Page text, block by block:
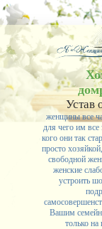
-- Лучшее, что можно
никогда не
-- Люблю
Устав
женщины все
для чего им все
кого они так
просто
свободной
женские
устроить
Вашим
только на